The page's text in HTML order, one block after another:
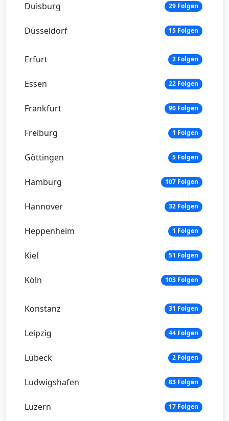
Duisburg 29 Folgen
Düsseldorf 15 Folgen
Erfurt 2 Folgen
Essen 22 Folgen
Frankfurt 90 Folgen
Freiburg 1 Folgen
Göttingen 5 Folgen
Hamburg 107 Folgen
Hannover 32 Folgen
Heppenheim 1 Folgen
Kiel 51 Folgen
Köln 103 Folgen
Konstanz 31 Folgen
Leipzig 44 Folgen
Lübeck 2 Folgen
Ludwigshafen 83 Folgen
Luzern 17 Folgen